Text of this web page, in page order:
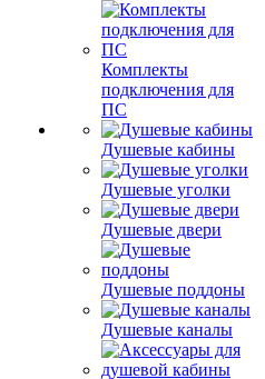
Комплекты
подключения для
ПС
Душевые кабины
Душевые уголки
Душевые двери
Душевые поддоны
Душевые каналы